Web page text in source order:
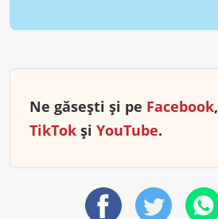
Ne găsești și pe Facebook,
TikTok și YouTube.